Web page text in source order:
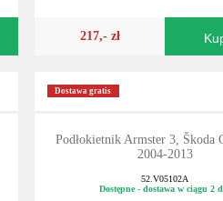
217,- zł
Dostawa gratis
Podłokietnik Armster 3, Škoda
2004-2013
52.V05102A
Dostępne - dostawa w ciągu 2